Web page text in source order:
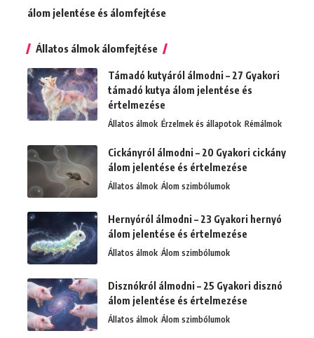
álom jelentése és álomfejtése
Állatos álmok álomfejtése
Támadó kutyáról álmodni – 27 Gyakori
támadó kutya álom jelentése és
értelmezése
Állatos álmok Érzelmek és állapotok Rémálmok
Cickányról álmodni – 20 Gyakori cickány
álom jelentése és értelmezése
Állatos álmok Álom szimbólumok
Hernyóról álmodni – 23 Gyakori hernyó
álom jelentése és értelmezése
Állatos álmok Álom szimbólumok
Disznókról álmodni – 25 Gyakori disznó
álom jelentése és értelmezése
Állatos álmok Álom szimbólumok